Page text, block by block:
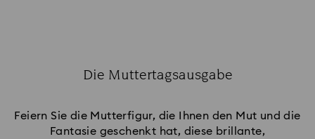
Die Muttertagsausgabe
Feiern Sie die Mutterfigur, die Ihnen den Mut und die
Fantasie geschenkt hat, diese brillante,